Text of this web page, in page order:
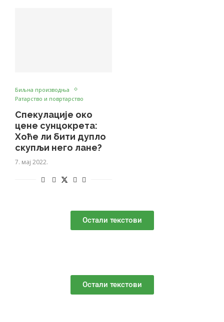
Биљна производња
Ратарство и повртарство
Спекулације око
цене сунцокрета:
Хоће ли бити дупло
скупљи него лане?
7. мај 2022.
Остали текстови
Остали текстови